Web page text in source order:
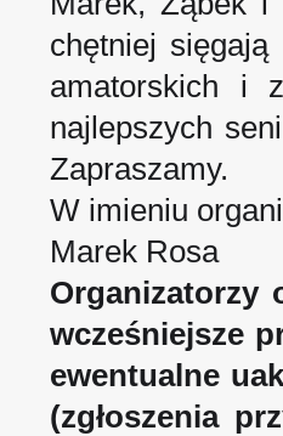
chętniej
amatorskich i
najlepszych
Zapraszamy.
W imieniu
Marek Rosa
Organizatorzy
wcześniejsze
ewentualne
(zgłoszenia